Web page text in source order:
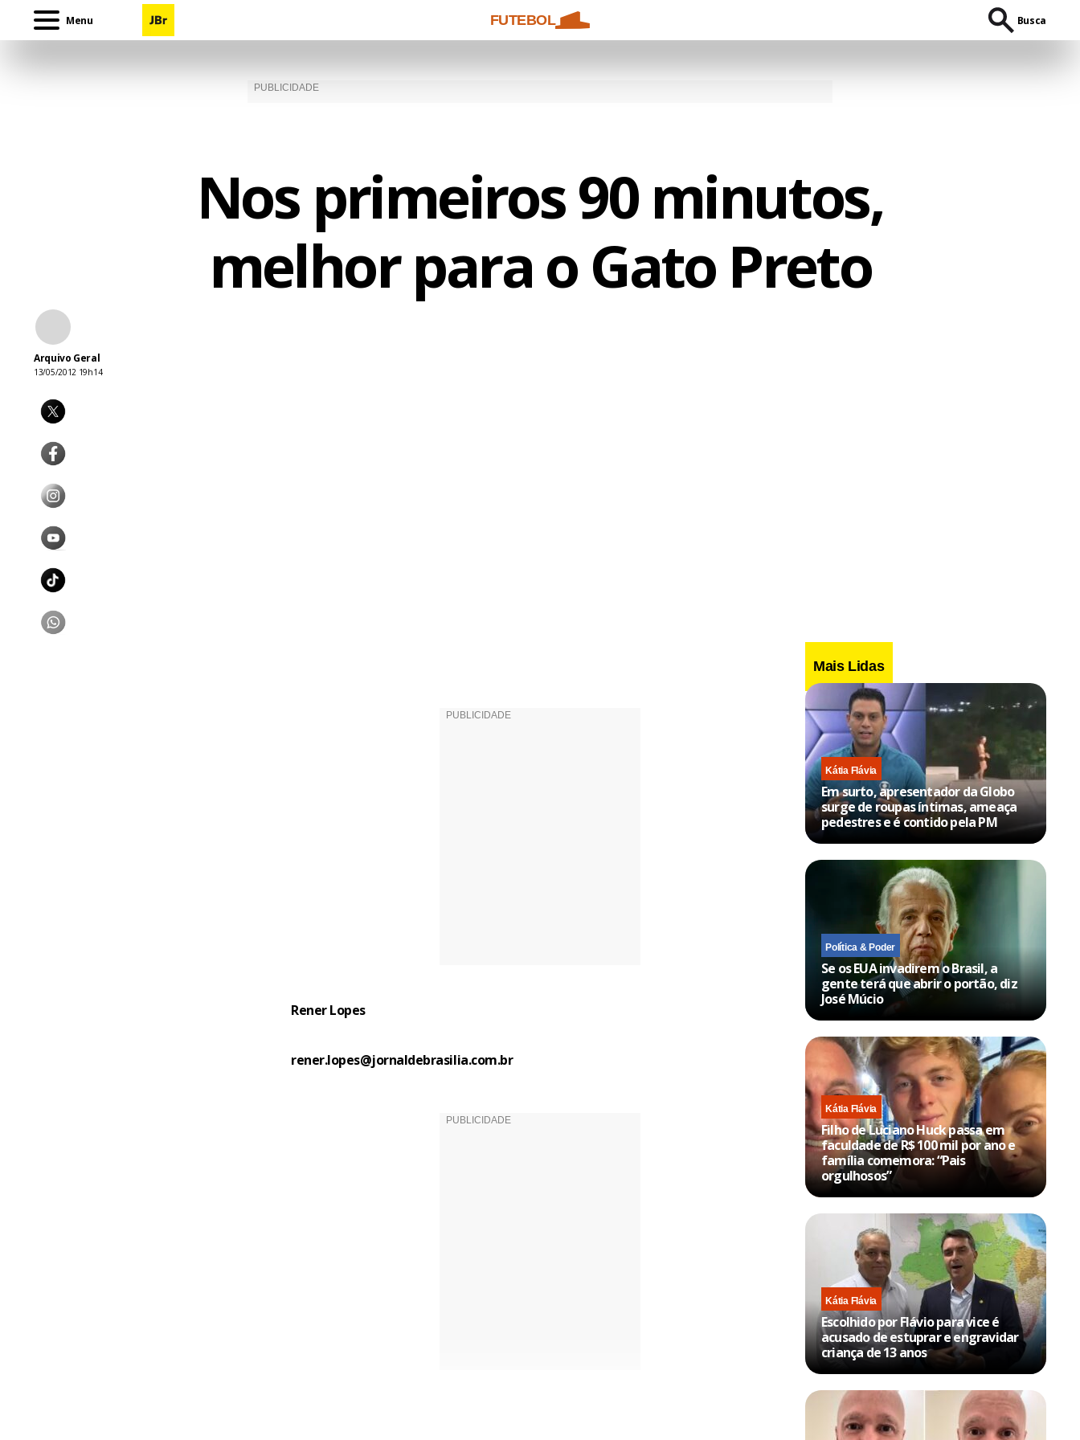
Menu FUTEBOL Busca
Nos primeiros 90 minutos,
melhor para o Gato Preto
Arquivo Geral
13/05/2012 19h14
Rener Lopes
rener.lopes@jornaldebrasilia.com.br
Mais Lidas
Kátia Flávia
Em surto, apresentador da Globo
surge de roupas íntimas, ameaça
pedestres e é contido pela PM
Política & Poder
Se os EUA invadirem o Brasil, a
gente terá que abrir o portão, diz
José Múcio
Kátia Flávia
Filho de Luciano Huck passa em
faculdade de R$ 100 mil por ano e
família comemora: “Pais
orgulhosos”
Kátia Flávia
Escolhido por Flávio para vice é
acusado de estuprar e engravidar
criança de 13 anos